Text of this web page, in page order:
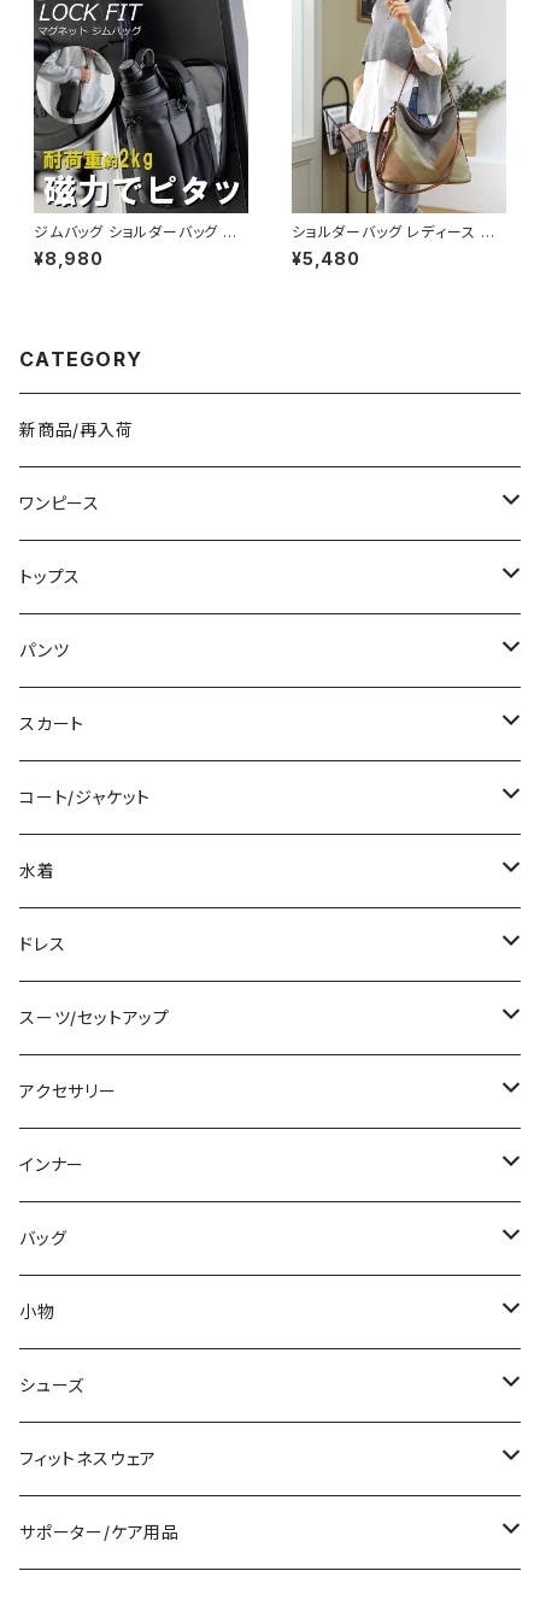
がけ 学校 部活 合宿 旅行 通学
学校バッグ 高校生 中学生 男の
子 女の子 A4 B4 シンプル キャ
ンバストート バック ロゴ ブラッ
ク アイボリー 学校 カレッジコ
ーデ カジュアル デイリー お出
かけ K-B0044
レス 結婚式 パーティー お呼ば
れ ブラック ワインレッド ボルド
ー 10代 20代 30代 40代 C-D
ジムバッグ ショルダーバッグ ボ
ディバッグ マグネット メンズ レ
ディース バッグ ボトルホルダー
球 運動 散歩 学生 部活 お洒落
兼用 春 夏 秋 冬 春夏 秋冬 大
¥8,980
ショルダーバッグ レディース バ
ッグ 春夏 秋冬 春 夏 秋 冬 トー
トバッグ バッグ 斜め掛け 肩掛け
かけ オフィス カジュアル OL 上
¥5,480
CATEGORY
新商品/再入荷
ワンピース
ミニ/ショート
ミディアム/ミモレ
ロング/マキシ
袖付き
ノースリーブ
その他
チュニック
トップス
Tシャツ/カットソー
タンクトップ/キャミソール
シャツ/ブラウス
ベアトップ/チューブトップ
カーディガン/ボレロ
ニット/セーター
パーカー
スウェット/トレーナー
その他
パンツ
ショート丈
クロップド丈
ロング丈
デニム
レギンス
その他
オールインワン
スカート
ミニ/ショート
ミディアム/ミモレ
ロング
その他
コート/ジャケット
コート
ジャケット
その他
水着
タンキニ
バンドゥビキニ
ワンピース
ラッシュガード
その他
ドレス
ミニ/ショート
ミディアム/ミモレ
ロング/マキシ
袖付き
ノースリーブ
パンツドレス
ナイトドレス
その他
スーツ/セットアップ
パンツスーツ
スカートスーツ
その他
アクセサリー
ネックレス
ブレスレット
ピアス
コサージュ
リング
その他
インナー
ブラ/ブラトップ/ベアトップ
ショーツ
タンクトップ/キャミソール
半袖/5分
7分/長袖
バッグ
サブバッグ
クラッチバッグ
トートバッグ
ショルダーバッグ
小物
マフラー/スカーフ/ストール
財布
アクセサリーケース
シューズ
スニーカー
ブーツ
フィットネスウェア
セット販売
サポーター/ケア用品